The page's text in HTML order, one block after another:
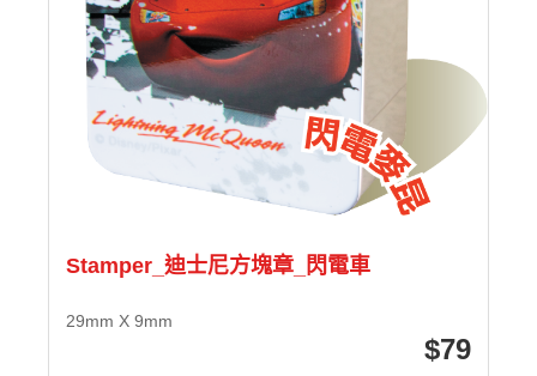
Stamper_迪士尼方塊章_閃電車
29mm X 9mm
79